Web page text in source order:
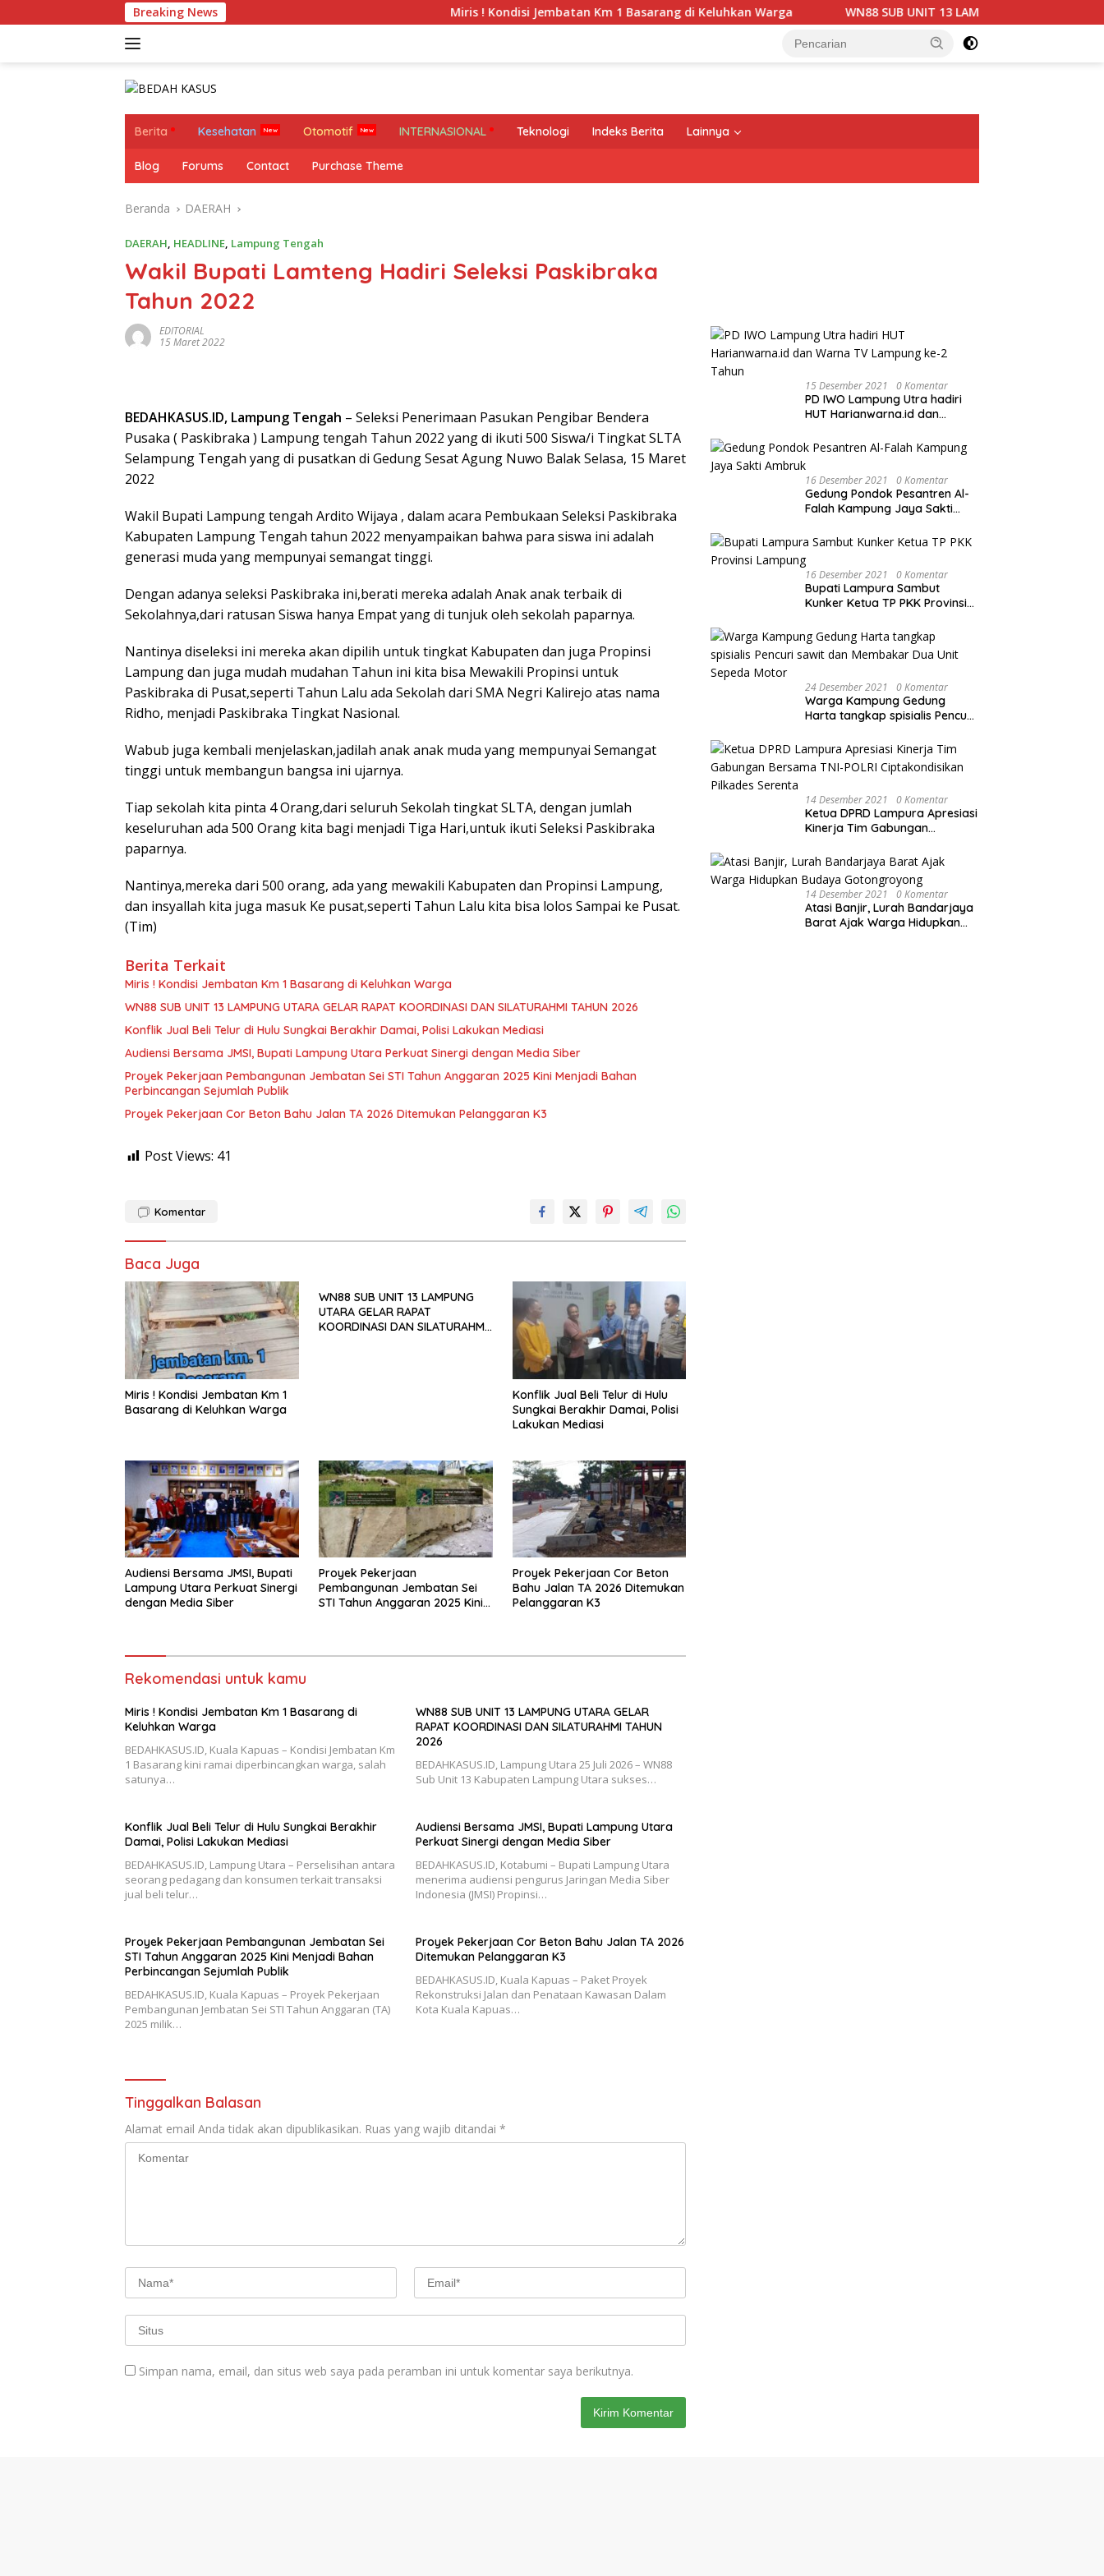
ke
Breaking News Miris ! Kondisi Jembatan Km 1 Basarang di Keluhkan Warga WN88 SUB UNIT 13 LAMPUNG UTARA GELAR RAPAT
Berita Kesehatan Otomotif INTERNASIONAL Teknologi Indeks Berita Lainnya
Blog Forums Contact Purchase Theme
Beranda DAERAH
DAERAH, HEADLINE, Lampung Tengah
Wakil Bupati Lamteng Hadiri Seleksi Paskibraka
Tahun 2022
EDITORIAL
15 Maret 2022
BEDAHKASUS.ID, Lampung Tengah – Seleksi Penerimaan Pasukan Pengibar Bendera
Pusaka ( Paskibraka ) Lampung tengah Tahun 2022 yang di ikuti 500 Siswa/i Tingkat SLTA
Selampung Tengah yang di pusatkan di Gedung Sesat Agung Nuwo Balak Selasa, 15 Maret
2022
Wakil Bupati Lampung tengah Ardito Wijaya , dalam acara Pembukaan Seleksi Paskibraka
Kabupaten Lampung Tengah tahun 2022 menyampaikan bahwa para siswa ini adalah
generasi muda yang mempunyai semangat tinggi.
Dengan adanya seleksi Paskibraka ini,berati mereka adalah Anak anak terbaik di
Sekolahnya,dari ratusan Siswa hanya Empat yang di tunjuk oleh sekolah paparnya.
Nantinya diseleksi ini mereka akan dipilih untuk tingkat Kabupaten dan juga Propinsi
Lampung dan juga mudah mudahan Tahun ini kita bisa Mewakili Propinsi untuk
Paskibraka di Pusat,seperti Tahun Lalu ada Sekolah dari SMA Negri Kalirejo atas nama
Ridho, menjadi Paskibraka Tingkat Nasional.
Wabub juga kembali menjelaskan,jadilah anak anak muda yang mempunyai Semangat
tinggi untuk membangun bangsa ini ujarnya.
Tiap sekolah kita pinta 4 Orang,dari seluruh Sekolah tingkat SLTA, dengan jumlah
keseluruhan ada 500 Orang kita bagi menjadi Tiga Hari,untuk ikuti Seleksi Paskibraka
paparnya.
Nantinya,mereka dari 500 orang, ada yang mewakili Kabupaten dan Propinsi Lampung,
dan insyallah kita juga masuk Ke pusat,seperti Tahun Lalu kita bisa lolos Sampai ke Pusat.
(Tim)
Berita Terkait
Miris ! Kondisi Jembatan Km 1 Basarang di Keluhkan Warga
WN88 SUB UNIT 13 LAMPUNG UTARA GELAR RAPAT KOORDINASI DAN SILATURAHMI TAHUN 2026
Konflik Jual Beli Telur di Hulu Sungkai Berakhir Damai, Polisi Lakukan Mediasi
Audiensi Bersama JMSI, Bupati Lampung Utara Perkuat Sinergi dengan Media Siber
Proyek Pekerjaan Pembangunan Jembatan Sei STI Tahun Anggaran 2025 Kini Menjadi Bahan
Perbincangan Sejumlah Publik
Proyek Pekerjaan Cor Beton Bahu Jalan TA 2026 Ditemukan Pelanggaran K3
Post Views: 41
Komentar
Baca Juga
Miris ! Kondisi Jembatan Km 1
Basarang di Keluhkan Warga
WN88 SUB UNIT 13 LAMPUNG
UTARA GELAR RAPAT
KOORDINASI DAN SILATURAHMI
Konflik Jual Beli Telur di Hulu
Sungkai Berakhir Damai, Polisi
Lakukan Mediasi
Audiensi Bersama JMSI, Bupati
Lampung Utara Perkuat Sinergi
dengan Media Siber
Proyek Pekerjaan
Pembangunan Jembatan Sei
STI Tahun Anggaran 2025 Kini
Proyek Pekerjaan Cor Beton
Bahu Jalan TA 2026 Ditemukan
Pelanggaran K3
Rekomendasi untuk kamu
Miris ! Kondisi Jembatan Km 1 Basarang di
Keluhkan Warga
BEDAHKASUS.ID, Kuala Kapuas – Kondisi Jembatan Km
1 Basarang kini ramai diperbincangkan warga, salah
satunya…
WN88 SUB UNIT 13 LAMPUNG UTARA GELAR
RAPAT KOORDINASI DAN SILATURAHMI TAHUN
2026
BEDAHKASUS.ID, Lampung Utara 25 Juli 2026 – WN88
Sub Unit 13 Kabupaten Lampung Utara sukses…
Konflik Jual Beli Telur di Hulu Sungkai Berakhir
Damai, Polisi Lakukan Mediasi
BEDAHKASUS.ID, Lampung Utara – Perselisihan antara
seorang pedagang dan konsumen terkait transaksi
jual beli telur…
Audiensi Bersama JMSI, Bupati Lampung Utara
Perkuat Sinergi dengan Media Siber
BEDAHKASUS.ID, Kotabumi – Bupati Lampung Utara
menerima audiensi pengurus Jaringan Media Siber
Indonesia (JMSI) Propinsi…
Proyek Pekerjaan Pembangunan Jembatan Sei
STI Tahun Anggaran 2025 Kini Menjadi Bahan
Perbincangan Sejumlah Publik
BEDAHKASUS.ID, Kuala Kapuas – Proyek Pekerjaan
Pembangunan Jembatan Sei STI Tahun Anggaran (TA)
2025 milik…
Proyek Pekerjaan Cor Beton Bahu Jalan TA 2026
Ditemukan Pelanggaran K3
BEDAHKASUS.ID, Kuala Kapuas – Paket Proyek
Rekonstruksi Jalan dan Penataan Kawasan Dalam
Kota Kuala Kapuas…
Tinggalkan Balasan
Alamat email Anda tidak akan dipublikasikan. Ruas yang wajib ditandai *
Simpan nama, email, dan situs web saya pada peramban ini untuk komentar saya berikutnya.
15 Desember 2021 0 Komentar
PD IWO Lampung Utra hadiri
HUT Harianwarna.id dan
Tahun
16 Desember 2021 0 Komentar
Gedung Pondok Pesantren Al-
Falah Kampung Jaya Sakti
16 Desember 2021 0 Komentar
Bupati Lampura Sambut
Kunker Ketua TP PKK Provinsi
24 Desember 2021 0 Komentar
Warga Kampung Gedung
Harta tangkap spisialis Pencuri
Sepeda Motor
14 Desember 2021 0 Komentar
Ketua DPRD Lampura Apresiasi
Kinerja Tim Gabungan
Ciptakondisikan Pilkades
Serenta
14 Desember 2021 0 Komentar
Atasi Banjir, Lurah Bandarjaya
Barat Ajak Warga Hidupkan